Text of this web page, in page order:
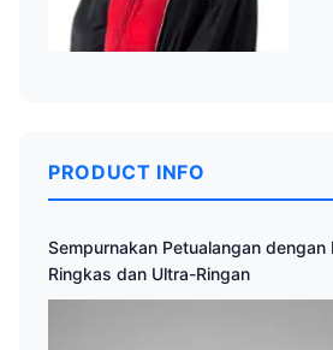
PRODUCT INFO
Sempurnakan Petualangan dengan
Ringkas dan Ultra-Ringan